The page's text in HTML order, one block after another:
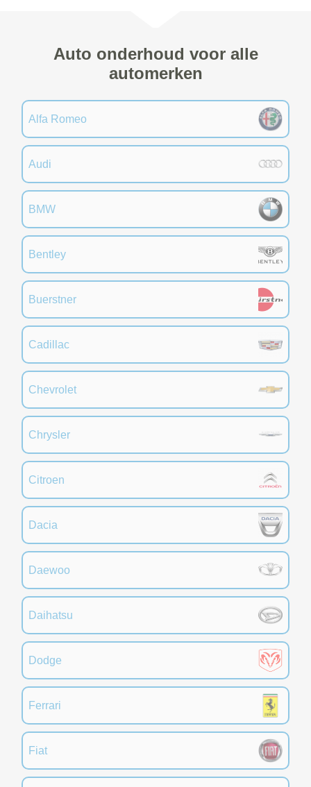
Auto onderhoud voor alle
automerken
Alfa Romeo
Audi
BMW
Bentley
Buerstner
Cadillac
Chevrolet
Chrysler
Citroen
Dacia
Daewoo
Daihatsu
Dodge
Ferrari
Fiat